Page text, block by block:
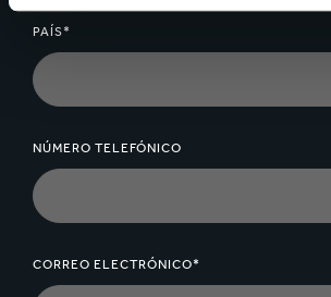
PAÍS*
NÚMERO TELEFÓNICO
CORREO ELECTRÓNICO*